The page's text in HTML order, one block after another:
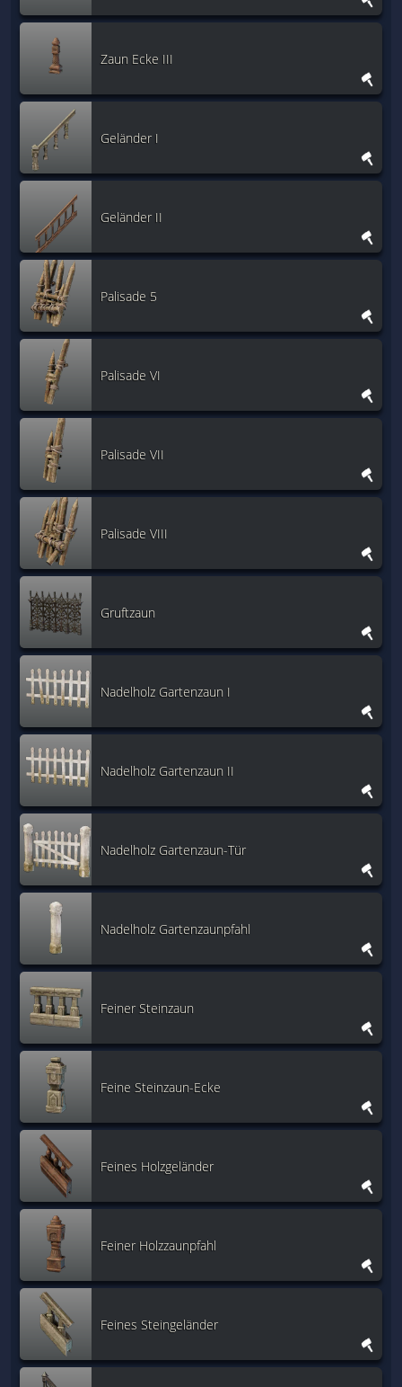
Zaun Ecke III
Geländer I
Geländer II
Palisade 5
Palisade VI
Palisade VII
Palisade VIII
Gruftzaun
Nadelholz Gartenzaun I
Nadelholz Gartenzaun II
Nadelholz Gartenzaun-Tür
Nadelholz Gartenzaunpfahl
Feiner Steinzaun
Feine Steinzaun-Ecke
Feines Holzgeländer
Feiner Holzzaunpfahl
Feines Steingeländer